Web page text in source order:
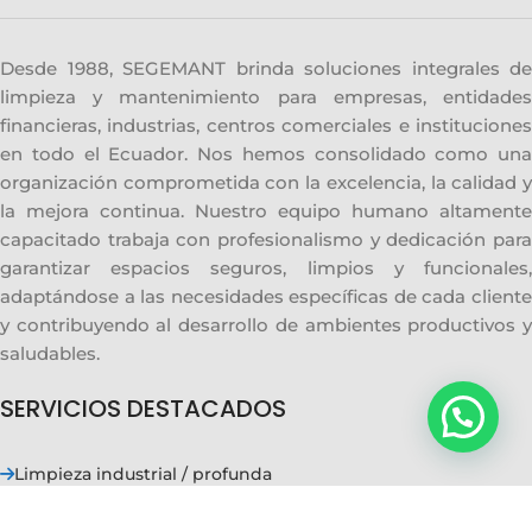
Desde 1988, SEGEMANT brinda soluciones integrales de
limpieza y mantenimiento para empresas, entidades
financieras, industrias, centros comerciales e instituciones
en todo el Ecuador. Nos hemos consolidado como una
organización comprometida con la excelencia, la calidad y
la mejora continua. Nuestro equipo humano altamente
capacitado trabaja con profesionalismo y dedicación para
garantizar espacios seguros, limpios y funcionales,
adaptándose a las necesidades específicas de cada cliente
y contribuyendo al desarrollo de ambientes productivos y
saludables.
SERVICIOS DESTACADOS
Limpieza industrial / profunda